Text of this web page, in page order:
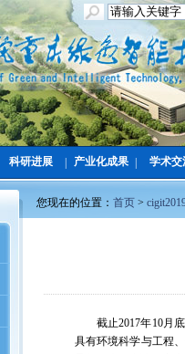
科研进展 产业化成果 学术交
您现在的位置： 首页 >
截止2017年10月底
具有环境科学与工程